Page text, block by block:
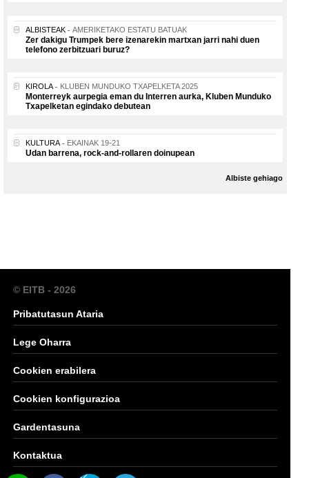
ALBISTEAK AMERIKETAKO ESTATU BATUAK
Zer dakigu Trumpek bere izenarekin martxan jarri nahi duen
telefono zerbitzuari buruz?
KIROLA KLUBEN MUNDUKO TXAPELKETA 2025
Monterreyk aurpegia eman du Interren aurka, Kluben Munduko
Txapelketan egindako debutean
KULTURA EKAINAK 19-21
Udan barrena, rock-and-rollaren doinupean
Albiste gehiago
© EITB - 2026
Pribatutasun Ataria
Lege Oharra
Cookien erabilera
Cookien konfigurazioa
Gardentasuna
Kontaktua